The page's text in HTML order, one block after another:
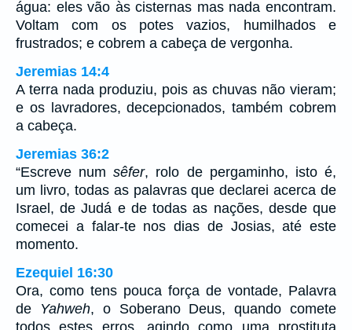
água: eles vão às cisternas mas nada encontram.
Voltam com os potes vazios, humilhados e
frustrados; e cobrem a cabeça de vergonha.
Jeremias 14:4
A terra nada produziu, pois as chuvas não vieram;
e os lavradores, decepcionados, também cobrem
a cabeça.
Jeremias 36:2
“Escreve numsêfer, rolo de pergaminho, isto é,
um livro, todas as palavras que declarei acerca de
Israel, de Judá e de todas as nações, desde que
comecei a falar-te nos dias de Josias, até este
momento.
Ezequiel 16:30
Ora, como tens pouca força de vontade, Palavra
de
Yahweh, o Soberano Deus, quando comete